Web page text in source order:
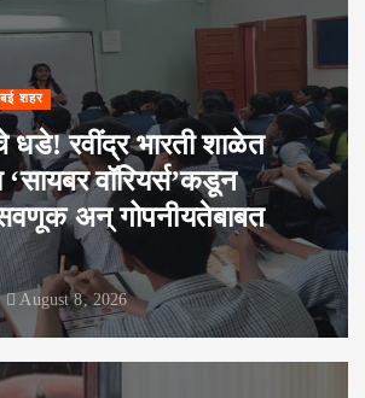
शहर
धडे! रवींद्र भारती शाळेत
‘सायबर वॉरियर्स’कडून
अन् गोपनीयतेबाबत
August 8, 2026